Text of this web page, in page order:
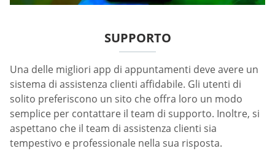
SUPPORTO
Una delle migliori app di appuntamenti deve avere un
sistema di assistenza clienti affidabile. Gli utenti di
solito preferiscono un sito che offra loro un modo
semplice per contattare il team di supporto. Inoltre, si
aspettano che il team di assistenza clienti sia
tempestivo e professionale nella sua risposta.